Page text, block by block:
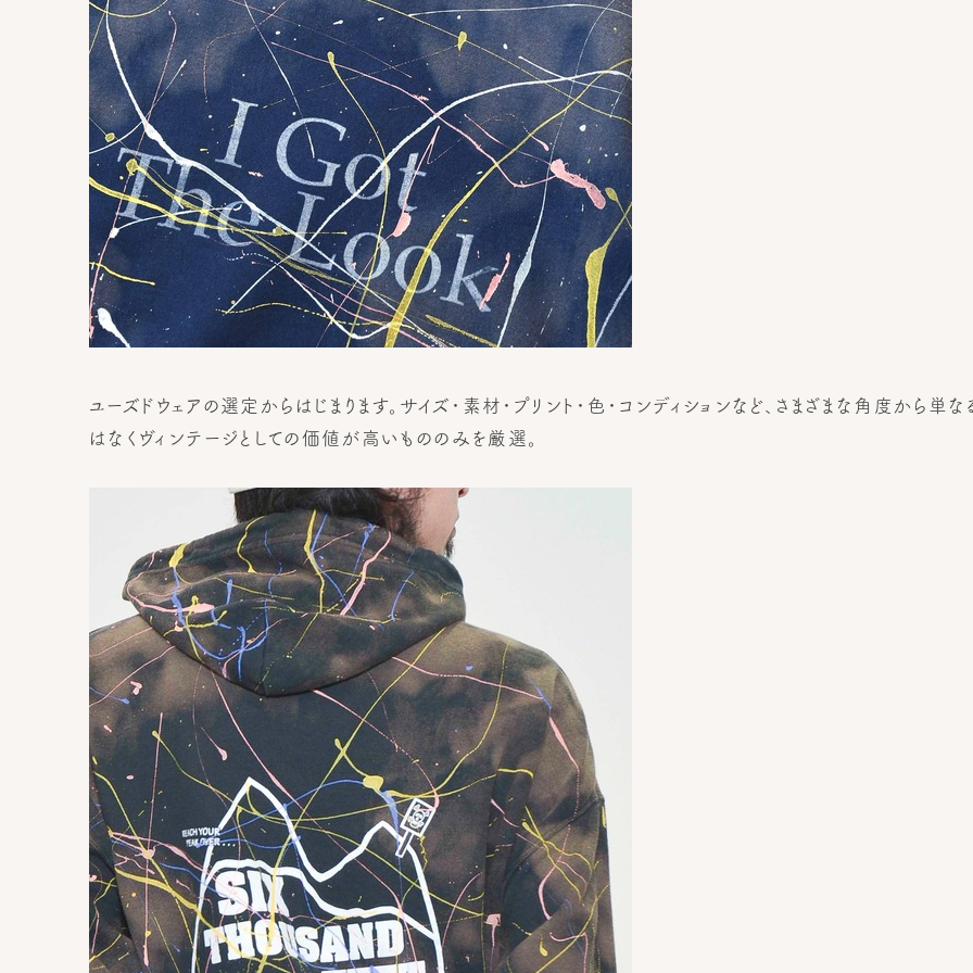
ユーズドウェアの選定からはじまります。サイズ・素材・プリント・色・コンディションなど、さまざまな角度から単
はなくヴィンテージとしての価値が高いもののみを厳選。